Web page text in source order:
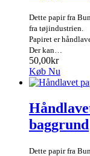
Dette papir fra
fra tøjindustrien.
Papiret er
Der kan…
50,00kr
Køb Nu
baggrund
Dette papir fra